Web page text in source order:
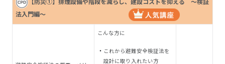
法入門編～
こんな方に
これから避難安全検証法を
設計に取り入れたい方